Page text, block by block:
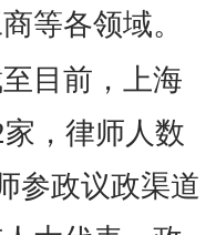
等各领域。
目前，上海
，律师人数
参政议政渠道